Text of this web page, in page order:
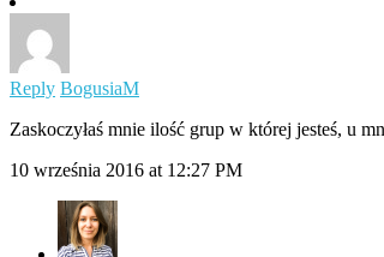
Reply BogusiaM
Zaskoczyłaś mnie ilość grup w której jesteś, u
10 września 2016 at 12:27 PM